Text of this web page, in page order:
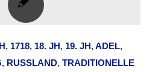
, 1718, 18. JH, 19. JH,ADEL,
, RUSSLAND, TRADITIONELLE